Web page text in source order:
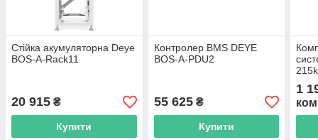
Стійка акумуляторна Deye
BOS-A-Rack11
20 915 ₴
Купити
Контролер BMS DEYE
BOS-А-PDU2
55 625₴
Купити
1